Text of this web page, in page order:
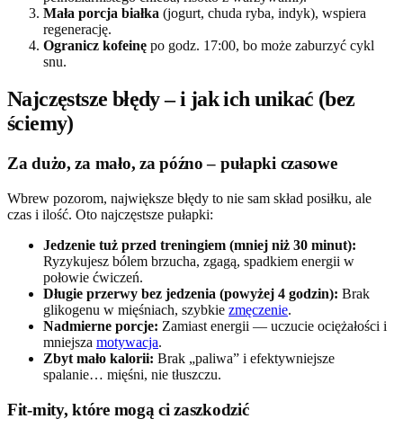
Mała porcja białka (jogurt, chuda ryba, indyk), wspiera
regenerację.
Ogranicz kofeinę po godz. 17:00, bo może zaburzyć cykl
snu.
Najczęstsze błędy – i jak ich unikać (bez
ściemy)
Za dużo, za mało, za późno – pułapki czasowe
Wbrew pozorom, największe błędy to nie sam skład posiłku, ale
czas i ilość. Oto najczęstsze pułapki:
Jedzenie tuż przed treningiem (mniej niż 30 minut):
Ryzykujesz bólem brzucha, zgagą, spadkiem energii w
połowie ćwiczeń.
Długie przerwy bez jedzenia (powyżej 4 godzin): Brak
glikogenu w mięśniach, szybkie zmęczenie.
Nadmierne porcje: Zamiast energii — uczucie ociężałości i
mniejsza motywacja.
Zbyt mało kalorii: Brak „paliwa” i efektywniejsze
spalanie… mięśni, nie tłuszczu.
Fit-mity, które mogą ci zaszkodzić